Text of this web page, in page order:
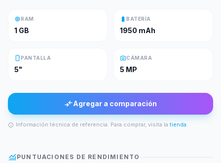
memoryRAM
1 GB
battery_full BATERÍA
1950 mAh
smartphonePANTALLA
5"
photo_cameraCÁMARA
5 MP
compare_arrowsAgregar a comparación
info Información técnica de referencia. Para comprar, visita la tienda.
monitoring PUNTUACIONES DE RENDIMIENTO